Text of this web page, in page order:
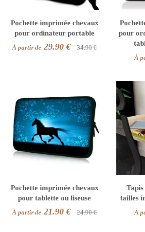
Pochette imprimée chevaux
pour ordinateur portable
À partir de 29.90 € 34.90 €
pour
À
Pochette imprimée chevaux
pour tablette ou liseuse
À partir de 21.90 € 24.90 €
tailles
À